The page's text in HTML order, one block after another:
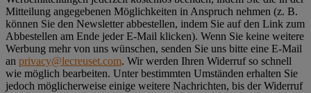
Mitteilung angegebenen Möglichkeiten in Anspruch nehmen (z. B.
können Sie den Newsletter abbestellen, indem Sie auf den Link zum
Abbestellen am Ende jeder E-Mail klicken). Wenn Sie keine weitere
Werbung mehr von uns wünschen, senden Sie uns bitte eine E-Mail
an privacy@lecreuset.com. Wir werden Ihren Widerruf so schnell
wie möglich bearbeiten. Unter bestimmten Umständen erhalten Sie
jedoch möglicherweise einige weitere Nachrichten, bis der Widerruf